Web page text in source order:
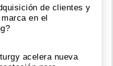
de clientes y
en el
acelera nueva